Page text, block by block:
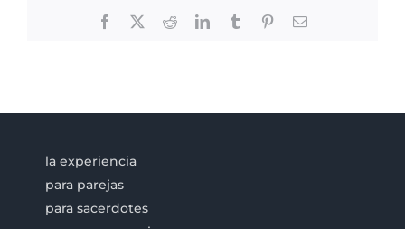
Facebook RedditLinkedInTumblr PinterestEmail
la experiencia
para parejas
para sacerdotes